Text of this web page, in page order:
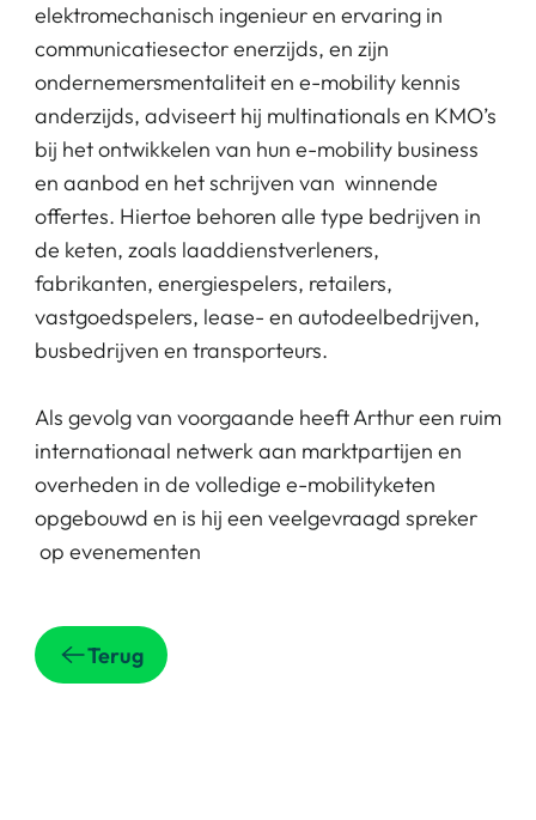
elektromechanisch ingenieur en ervaring in
communicatiesector enerzijds, en zijn
ondernemersmentaliteit en e-mobility kennis
anderzijds, adviseert hij multinationals en KMO’s
bij het ontwikkelen van hun e-mobility business
en aanbod en het schrijven van winnende
offertes. Hiertoe behoren alle type bedrijven in
de keten, zoals laaddienstverleners,
fabrikanten, energiespelers, retailers,
vastgoedspelers, lease- en autodeelbedrijven,
busbedrijven en transporteurs.
Als gevolg van voorgaande heeft Arthur een ruim
internationaal netwerk aan marktpartijen en
overheden in de volledige e-mobilityketen
opgebouwd en is hij een veelgevraagd spreker
op evenementen
Terug